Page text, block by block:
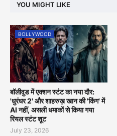
YOU MIGHT LIKE
BOLLYWOOD
बॉलीवुड में एक्शन स्टंट का नया दौर:
'धुरंधर 2' और शाहरुख़ खान की 'किंग' में
AI नहीं, असली धमाकों से किया गया
रियल स्टंट शूट
July 23, 2026